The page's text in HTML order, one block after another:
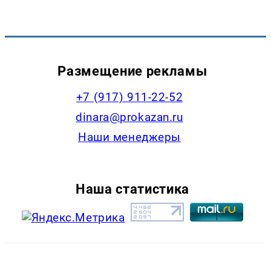
Размещение рекламы
+7 (917) 911-22-52
dinara@prokazan.ru
Наши менеджеры
Наша статистика